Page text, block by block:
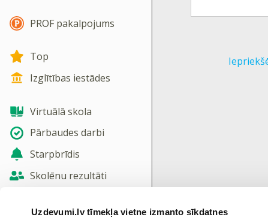
Uzdevumi.lv tīmekļa vietne izmanto sīkdatnes
PROF pakalpojums
Top
Izglītības iestādes
Virtuālā skola
Pārbaudes darbi
Starpbrīdis
Skolēnu rezultāti